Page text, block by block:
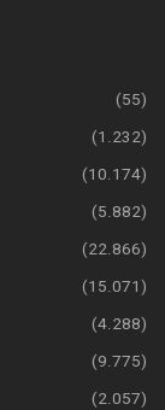
(55)
(1.232)
(10.174)
(5.882)
(22.866)
(15.071)
(4.288)
(9.775)
(2.057)